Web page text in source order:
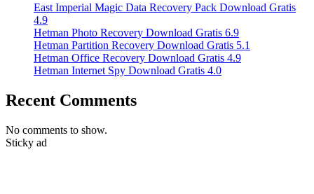
East Imperial Magic Data Recovery Pack Download Gratis
4.9
Hetman Photo Recovery Download Gratis 6.9
Hetman Partition Recovery Download Gratis 5.1
Hetman Office Recovery Download Gratis 4.9
Hetman Internet Spy Download Gratis 4.0
Recent Comments
No comments to show.
Sticky ad